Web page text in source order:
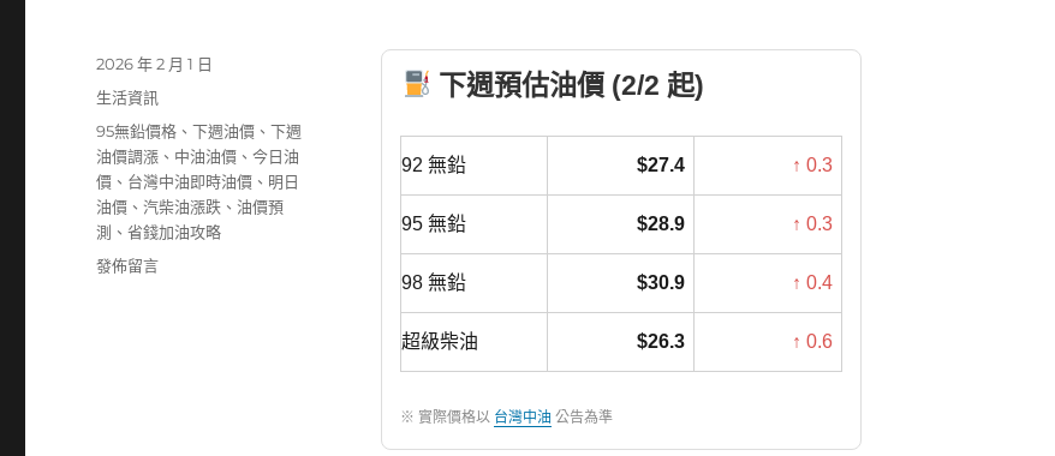
下週預估油價 (2/2 起)
92 無鉛 $27.4 ↑ 0.3
95 無鉛 $28.9 ↑ 0.3
98 無鉛 $30.9 ↑ 0.4
超級柴油 $26.3 ↑ 0.6
※ 實際價格以 台灣中油 公告為準
發
佈
期:
2026 年 2 月 1 日
分
生活資訊
標
籤
95無鉛價格 、下週油價 、下週
油價調漲 、 中油油價 、今日油
價 、 台灣中油即時油價 、 明日
油價 、 汽柴油漲跌 、油價預
測 、省錢加油攻略
在
發佈留言